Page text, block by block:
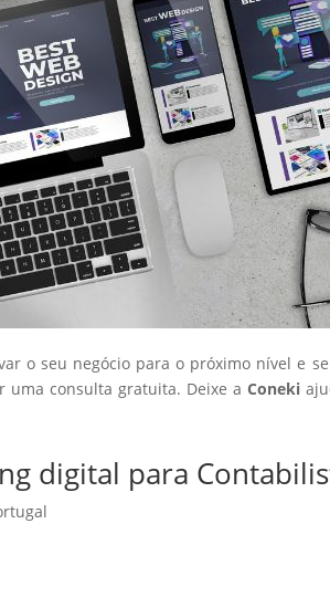
o seu negócio para o próximo nível e
uma consulta gratuita. Deixe aConeki
digital para